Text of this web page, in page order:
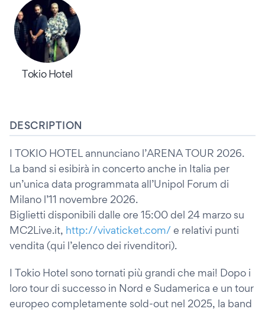
Tokio Hotel
DESCRIPTION
I TOKIO HOTEL annunciano l’ARENA TOUR 2026.
La band si esibirà in concerto anche in Italia per
un’unica data programmata all’Unipol Forum di
Milano l’11 novembre 2026.
Biglietti disponibili dalle ore 15:00 del 24 marzo su
MC2Live.it, http://vivaticket.com/e relativi punti
vendita (qui l’elenco dei rivenditori).
I Tokio Hotel sono tornati più grandi che mai! Dopo i
loro tour di successo in Nord e Sudamerica e un tour
europeo completamente sold-out nel 2025, la band